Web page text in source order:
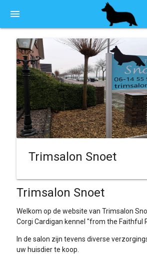
menu
Trimsalon Snoet
Trimsalon Snoet
Welkom op de website van Trimsalon
Corgi Cardigan kennel "from the Faithful
In de salon zijn tevens diverse
uw huisdier te koop.